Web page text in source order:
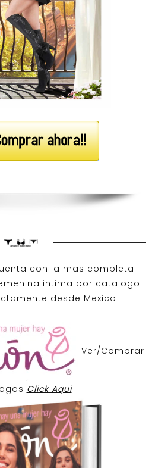
con la mas completa
intima por catalogo
desde Mexico
Ver/Comprar
Click Aqui